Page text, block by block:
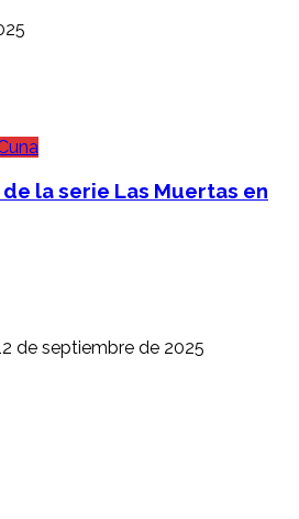
la serie Las Muertas en
de septiembre de 2025